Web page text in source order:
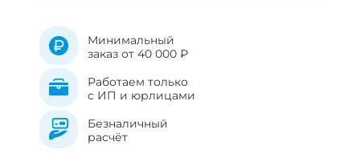
Минимальный
заказ от 40 000 ₽
Работаем только
с ИП и юрлицами
Безналичный
расчёт